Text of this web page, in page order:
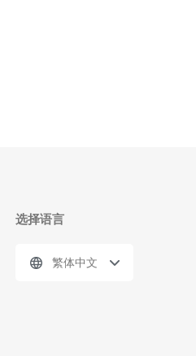
斗中能尽情展现实
选择语言
繁体中文